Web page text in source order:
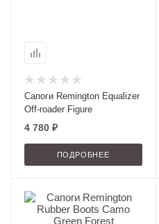
Сапоги Remington Equalizer
Off-roader Figure
4 780 ₽
ПОДРОБНЕЕ